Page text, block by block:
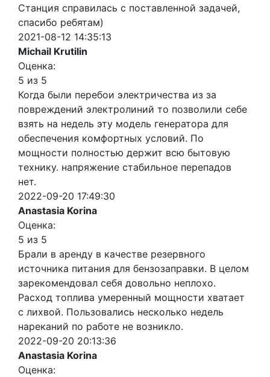
Станция справилась с поставленной задачей,
спасибо ребятам)
2021-08-12 14:35:13
Michail Krutilin
Оценка:
5 из 5
Когда были перебои электричества из за
повреждений электролиний то позволили себе
взять на недель эту модель генератора для
обеспечения комфортных условий. По
мощности полностью держит всю бытовую
технику. напряжение стабильное перепадов
нет.
2022-09-20 17:49:30
Anastasia Korina
Оценка:
5 из 5
Брали в аренду в качестве резервного
источника питания для бензозаправки. В целом
зарекомендовал себя довольно неплохо.
Расход топлива умеренный мощности хватает
с лихвой. Пользовались несколько недель
нареканий по работе не возникло.
2022-09-20 20:13:36
Anastasia Korina
Оценка: